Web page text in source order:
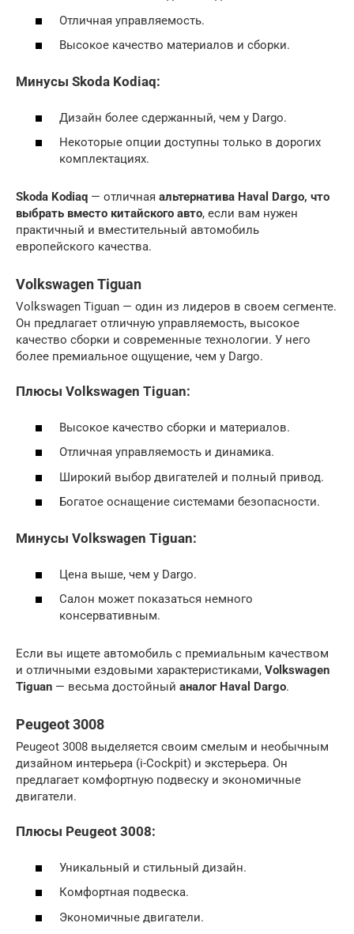
Отличная управляемость.
Высокое качество материалов и сборки.
Минусы Skoda Kodiaq:
Дизайн более сдержанный, чем у Dargo.
Некоторые опции доступны только в дорогих
комплектациях.
Skoda Kodiaq — отличная альтернатива Haval Dargo, что
выбрать вместо китайского авто, если вам нужен
практичный и вместительный автомобиль
европейского качества.
Volkswagen Tiguan
Volkswagen Tiguan — один из лидеров в своем сегменте.
Он предлагает отличную управляемость, высокое
качество сборки и современные технологии. У него
более премиальное ощущение, чем у Dargo.
Плюсы Volkswagen Tiguan:
Высокое качество сборки и материалов.
Отличная управляемость и динамика.
Широкий выбор двигателей и полный привод.
Богатое оснащение системами безопасности.
Минусы Volkswagen Tiguan:
Цена выше, чем у Dargo.
Салон может показаться немного
консервативным.
Если вы ищете автомобиль с премиальным качеством
и отличными ездовыми характеристиками, Volkswagen
Tiguan — весьма достойный аналог Haval Dargo.
Peugeot 3008
Peugeot 3008 выделяется своим смелым и необычным
дизайном интерьера (i-Cockpit) и экстерьера. Он
предлагает комфортную подвеску и экономичные
двигатели.
Плюсы Peugeot 3008:
Уникальный и стильный дизайн.
Комфортная подвеска.
Экономичные двигатели.